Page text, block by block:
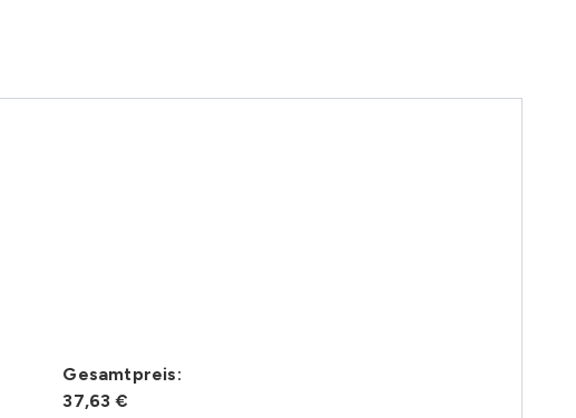
Gesamtpreis:
37,63 €